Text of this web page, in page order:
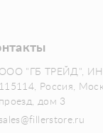
ООО "ГБ ТРЕЙД",
115114, Россия,
проезд, дом 3
sales@fillerstore.ru